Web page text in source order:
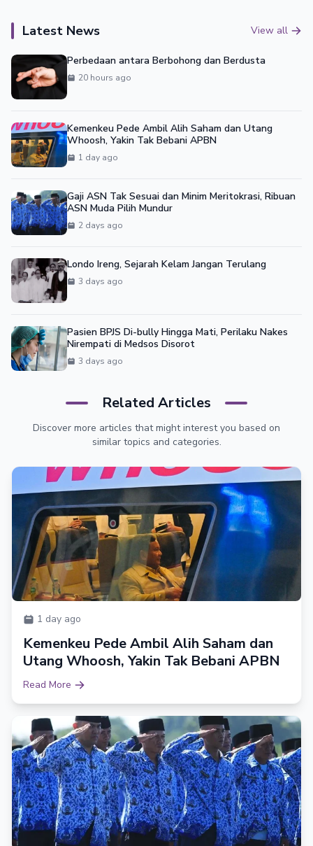
Latest News View all
Perbedaan antara Berbohong dan Berdusta
20 hours ago
Kemenkeu Pede Ambil Alih Saham dan Utang
Whoosh, Yakin Tak Bebani APBN
1 day ago
Gaji ASN Tak Sesuai dan Minim Meritokrasi, Ribuan
ASN Muda Pilih Mundur
2 days ago
Londo Ireng, Sejarah Kelam Jangan Terulang
3 days ago
Pasien BPJS Di-bully Hingga Mati, Perilaku Nakes
Nirempati di Medsos Disorot
3 days ago
Related Articles
Discover more articles that might interest you based on
similar topics and categories.
1 day ago
Kemenkeu Pede Ambil Alih Saham dan
Utang Whoosh, Yakin Tak Bebani APBN
Read More